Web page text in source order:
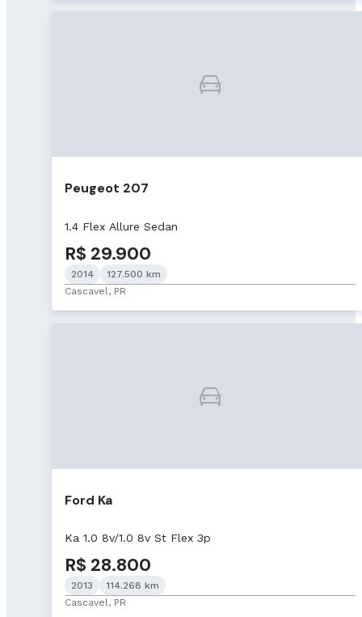
Peugeot 207
1.4 Flex Allure Sedan
R$ 29.900
2014
127.500 km
Cascavel, PR
Ford Ka
Ka 1.0 8v/1.0 8v St Flex 3p
R$ 28.800
2013
114.268 km
Cascavel, PR